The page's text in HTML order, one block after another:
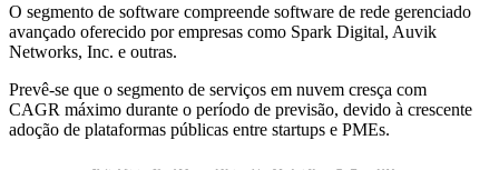
O segmento de software compreende software de rede gerenciado
avançado oferecido por empresas como Spark Digital, Auvik
Networks, Inc. e outras.
Prevê-se que o segmento de serviços em nuvem cresça com
CAGR máximo durante o período de previsão, devido à crescente
adoção de plataformas públicas entre startups e PMEs.